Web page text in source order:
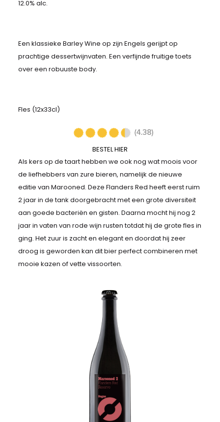
12.0% alc.
Een klassieke Barley Wine op zijn Engels gerijpt op
prachtige dessertwijnvaten. Een verfijnde fruitige toets
over een robuuste body.
Fles (12x33cl)
BESTEL HIER
Als kers op de taart hebben we ook nog wat moois voor
de liefhebbers van zure bieren, namelijk de nieuwe
editie van Marooned. Deze Flanders Red heeft eerst ruim
2 jaar in de tank doorgebracht met een grote diversiteit
aan goede bacteriën en gisten. Daarna mocht hij nog 2
jaar in vaten van rode wijn rusten totdat hij de grote fles in
ging. Het zuur is zacht en elegant en doordat hij zeer
droog is geworden kan dit bier perfect combineren met
mooie kazen of vette vissoorten.